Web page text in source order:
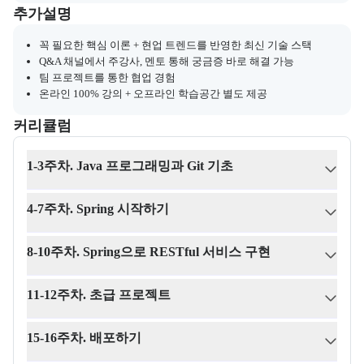
추가설명
부트캠프와 관련된 추가 안내 및 참고 사항을 제공한다.
꼭 필요한 핵심 이론 + 현업 트렌드를 반영한 최신 기술 스택
Q&A 채널에서 주강사, 멘토 통해 궁금증 바로 해결 가능
팀 프로젝트를 통한 협업 경험
온라인 100% 강의 + 오프라인 학습공간 별도 제공
커리큘럼
교육과정의 커리큘럼 정보를 안내한다.
커리큘럼
1-3주차. Java 프로그래밍과 Git 기초
4-7주차. Spring 시작하기
8-10주차. Spring으로 RESTful 서비스 구현
11-12주차. 초급 프로젝트
15-16주차. 배포하기